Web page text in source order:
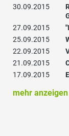
30.09.2015
27.09.2015
25.09.2015
22.09.2015
21.09.2015
17.09.2015
mehr anzeigen